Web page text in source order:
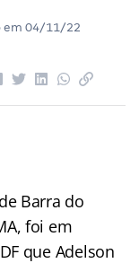
em 04/11/22
Barra do
foi em
que Adelson